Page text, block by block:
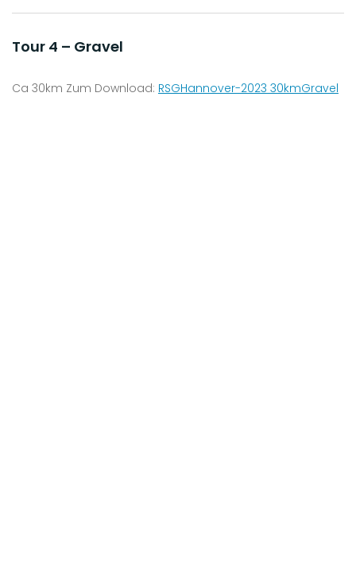
Tour 4 – Gravel
Ca 30km Zum Download: RSGHannover-2023 30kmGravel